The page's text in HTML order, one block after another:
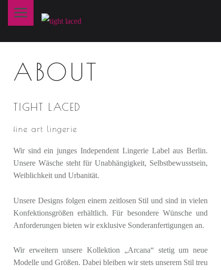
D
ABOUT
TIGHT LACED
fine art lingerie
Wir sind ein junges Independent Lingerie Label aus Berlin.
Unsere Wäsche steht für Unabhängigkeit, Selbstbewusstsein,
Weiblichkeit und Urbanität.
Unsere Designs folgen einem zeitlosen Stil und sind in vielen
Konfektionsgrößen erhältlich. Für besondere Wünsche und
Anforderungen bieten wir exklusive Sonderanfertigungen an.
Wir erweitern unsere Kollektion „Arcana“ stetig um neue
Modelle und Größen. Dabei bleiben wir stets unserem Stil treu